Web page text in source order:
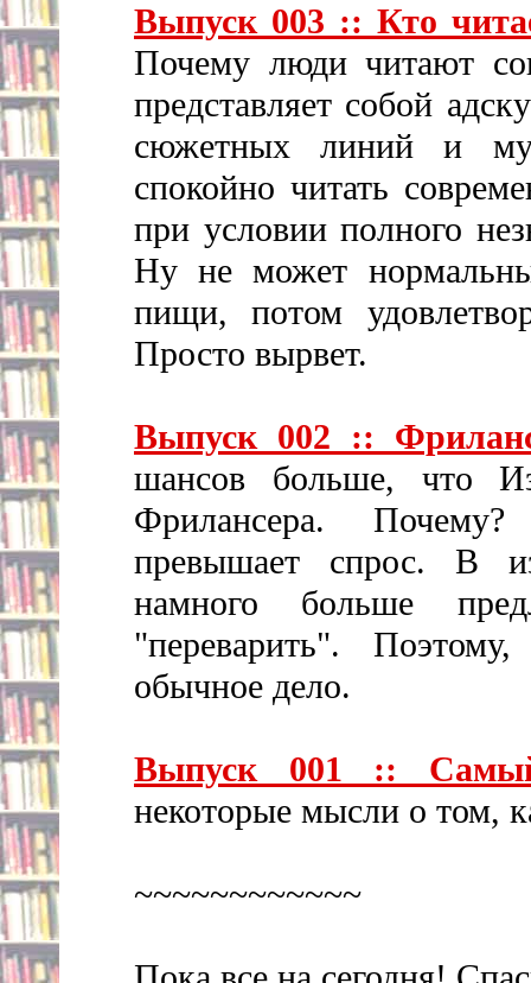
Выпуск 003 :: Кто
Почему люди читают
представляет собой
сюжетных линий и
спокойно читать
при условии полного
Ну не может
пищи, потом
Просто вырвет.
Выпуск 002 ::
шансов больше, что
Фрилансера.
превышает спрос. В
намного больше
"переварить".
обычное дело.
Выпуск 001 ::
некоторые мысли о том,
~~~~~~~~~~~~